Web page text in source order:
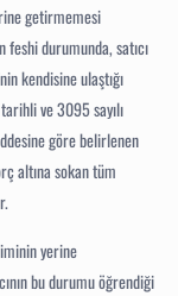
getirmemesi
durumunda, satıcı
kendisine ulaştığı
ve 3095 sayılı
göre belirlenen
altına sokan tüm
yerine
bu durumu öğrendiği